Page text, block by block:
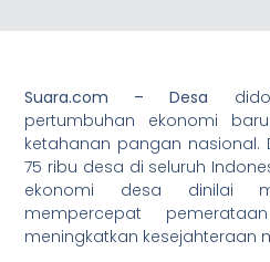
Suara.com – Desa
pertumbuhan ekonomi
ketahanan pangan nasional.
75 ribu desa di seluruh
ekonomi desa dinilai
mempercepat
meningkatkan kesejahteraan